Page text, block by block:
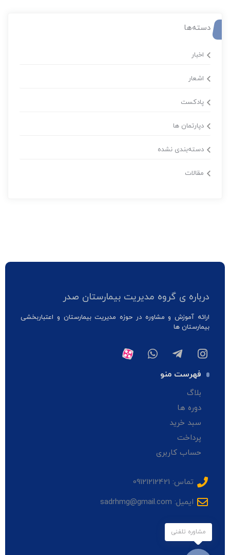
دسته‌ها
اخبار
اشعار
پادکست
دپارتمان ها
دسته‌بندی نشده
مقالات
درباره ی گروه مدیریت بیمارستان صدر
ارائه آموزش و مشاوره در حوزه مدیریت بیمارستان و اعتباربخشی
بیمارستان ها
فهرست منو
بلاگ
دوره ها
سبد خرید
پرداخت
حساب کاربری
تماس: 09121212421
ایمیل: sadrhmg@gmail.com
مشاوره تلفنی